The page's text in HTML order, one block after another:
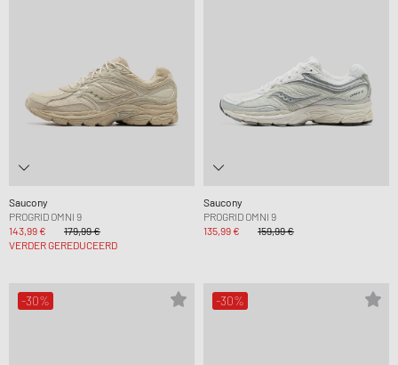
Saucony
PROGRID OMNI 9
143,99 €
179,99 €
VERDER GEREDUCEERD
Saucony
PROGRID OMNI 9
135,99 €
159,99 €
-30% -30%